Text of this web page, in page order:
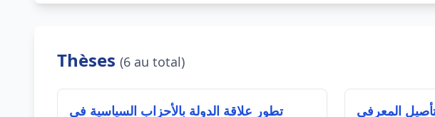
Thèses (6 au total)
تطور علاقة الدولة بالأحزاب السياسية في المعرفي